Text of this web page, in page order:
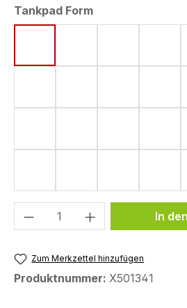
Tankpad Formauswählen
Produkt Anzahl: Gib
In
Zum Merkzettel hinzufügen
Produktnummer: X501341